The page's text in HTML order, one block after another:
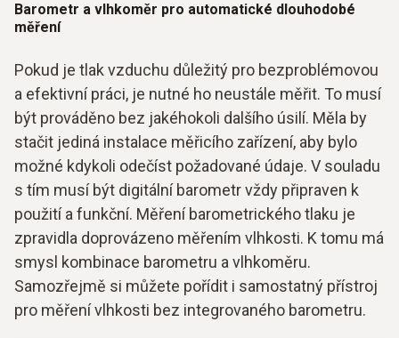
Barometr a vlhkoměr pro automatické dlouhodobé
měření
Pokud je tlak vzduchu důležitý pro bezproblémovou
a efektivní práci, je nutné ho neustále měřit. To musí
být prováděno bez jakéhokoli dalšího úsilí. Měla by
stačit jediná instalace měřicího zařízení, aby bylo
možné kdykoli odečíst požadované údaje. V souladu
s tím musí být digitální barometr vždy připraven k
použití a funkční. Měření barometrického tlaku je
zpravidla doprovázeno měřením vlhkosti. K tomu má
smysl kombinace barometru a vlhkoměru.
Samozřejmě si můžete pořídit i samostatný přístroj
pro měření vlhkosti bez integrovaného barometru.